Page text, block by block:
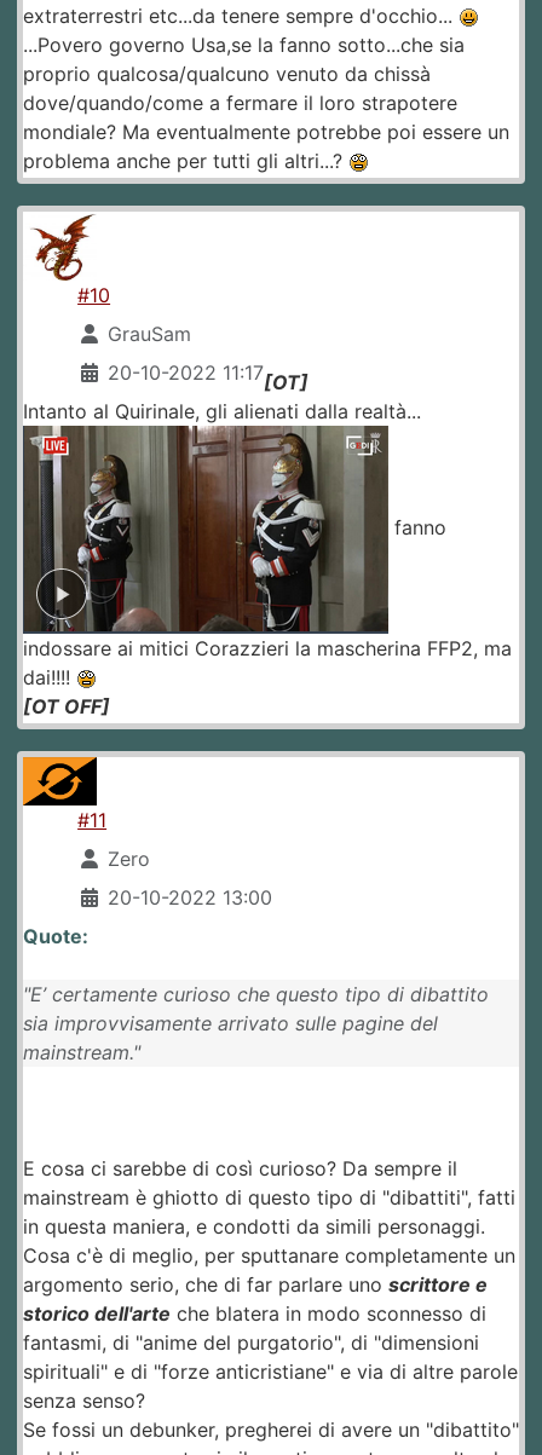
extraterrestri etc...da tenere sempre d'occhio...
...Povero governo Usa,se la fanno sotto...che sia
proprio qualcosa/qualcuno venuto da chissà
dove/quando/come a fermare il loro strapotere
mondiale? Ma eventualmente potrebbe poi essere un
problema anche per tutti gli altri...?
#10
GrauSam
20-10-2022 11:17[OT]
Intanto al Quirinale, gli alienati dalla realtà...
fanno
indossare ai mitici Corazzieri la mascherina FFP2, ma
dai!!!!
[OT OFF]
#11
Zero
20-10-2022 13:00
Quote:
"E’ certamente curioso che questo tipo di dibattito
sia improvvisamente arrivato sulle pagine del
mainstream."
E cosa ci sarebbe di così curioso? Da sempre il
mainstream è ghiotto di questo tipo di "dibattiti", fatti
in questa maniera, e condotti da simili personaggi.
Cosa c'è di meglio, per sputtanare completamente un
argomento serio, che di far parlare uno scrittore e
storico dell'arte che blatera in modo sconnesso di
fantasmi, di "anime del purgatorio", di "dimensioni
spirituali" e di "forze anticristiane" e via di altre parole
senza senso?
Se fossi un debunker, pregherei di avere un "dibattito"